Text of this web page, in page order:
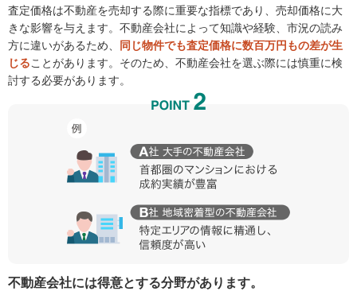
査定価格は不動産を売却する際に重要な指標であり、売却価格に大
きな影響を与えます。不動産会社によって知識や経験、市況の読み
方に違いがあるため、 同じ物件でも査定価格に数百万円もの差が生
じることがあります。そのため、不動産会社を選ぶ際には慎重に検
討する必要があります。
不動産会社には得意とする分野があります。